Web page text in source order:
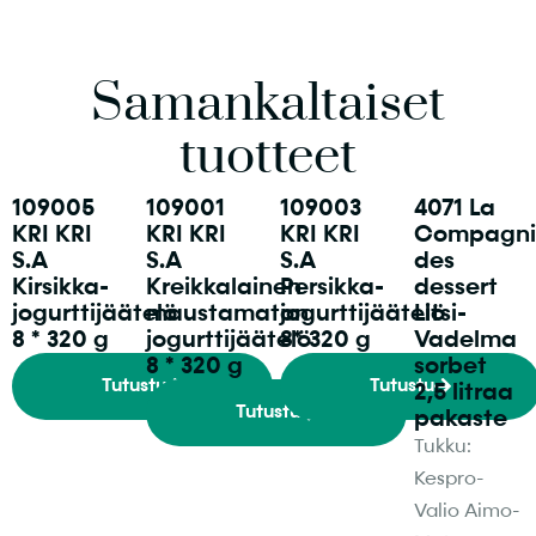
Samankaltaiset
tuotteet
109005
KRI KRI
S.A
Kirsikka-
jogurttijäätelö
8 * 320 g
Tutustu
109001
KRI KRI
S.A
Kreikkalainen
maustamaton
jogurttijäätelö
8 * 320 g
Tutustu
109003
KRI KRI
S.A
Persikka-
jogurttijäätelö
8* 320 g
Tutustu
4071 La
des
dessert
Litsi-
Vadelma
sorbet
2,5 litraa
pakaste
Tukku:
Kespro-
Valio Aimo-